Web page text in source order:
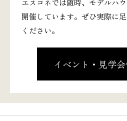
エスコネでは随時、モデルハ
開催しています。ぜひ実際に
ください。
イベント・見学